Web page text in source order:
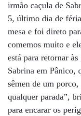
irmão caçula de
5, último dia de
mesa e foi direto
comemos muito e
está para retornar
Sabrina em Pânico,
sêmen de um
qualquer parada”,
para encarar os